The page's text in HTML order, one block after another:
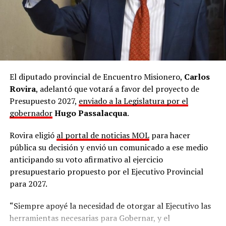
último momento se suman las ya conocidas resistencias
que había en el bloque radical de parte deMaximiliano
(Buenos Aires), Daniel Kroneberger
Este último se encuentra impedido de viajar para la
sesión de mañana por problemas de salud, y pidió que se
le dé el mismo tratamiento que a la kirchnerista
mendocinaAnabel Fernández Sagasti, autorizada por
la vicepresidentaVictoria Villarruel
embarazo de 32 semanas con prescripción médica de no
viajar largas distancias.
Entre los gobernadores que rechazan la reforma de la
Ley de Tierras, se anota también el misionero
senadores Carlos ArceySonia Rojas Decuta votar
contra el proyecto, que en la provincia contaba con el
El diputado provincial de Encuentro Misionero, Carlos
Rovira, adelantó que votará a favor del proyecto de
Presupuesto 2027, enviado a la Legislatura por el
gobernadorHugo Passalacqua.
Rovira eligió al portal de noticias MOLpara hacer
pública su decisión y envió un comunicado a ese medio
anticipando su voto afirmativo al ejercicio
presupuestario propuesto por el Ejecutivo Provincial
para 2027.
“Siempre apoyé la necesidad de otorgar al Ejecutivo las
herramientas necesarias para Gobernar, y el